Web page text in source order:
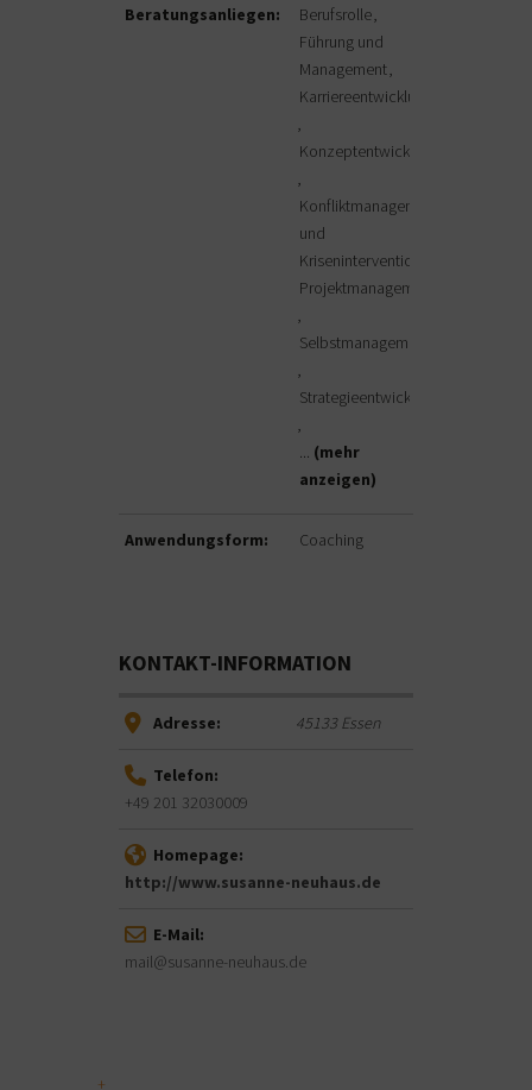
Beratungsanliegen:
Berufsrolle
Führung und
Management
Karriereentwicklung
Konzeptentwicklung
Konfliktmanagement
und
Krisenintervention
Projektmanagement
Selbstmanagement
Strategieentwicklung
... (mehr
anzeigen)
Anwendungsform: Coaching
KONTAKT-INFORMATION
Adresse: 45133Essen
Telefon:
+49 201 32030009
Homepage:
http://www.susanne-neuhaus.de
E-Mail:
mail@susanne-neuhaus.de